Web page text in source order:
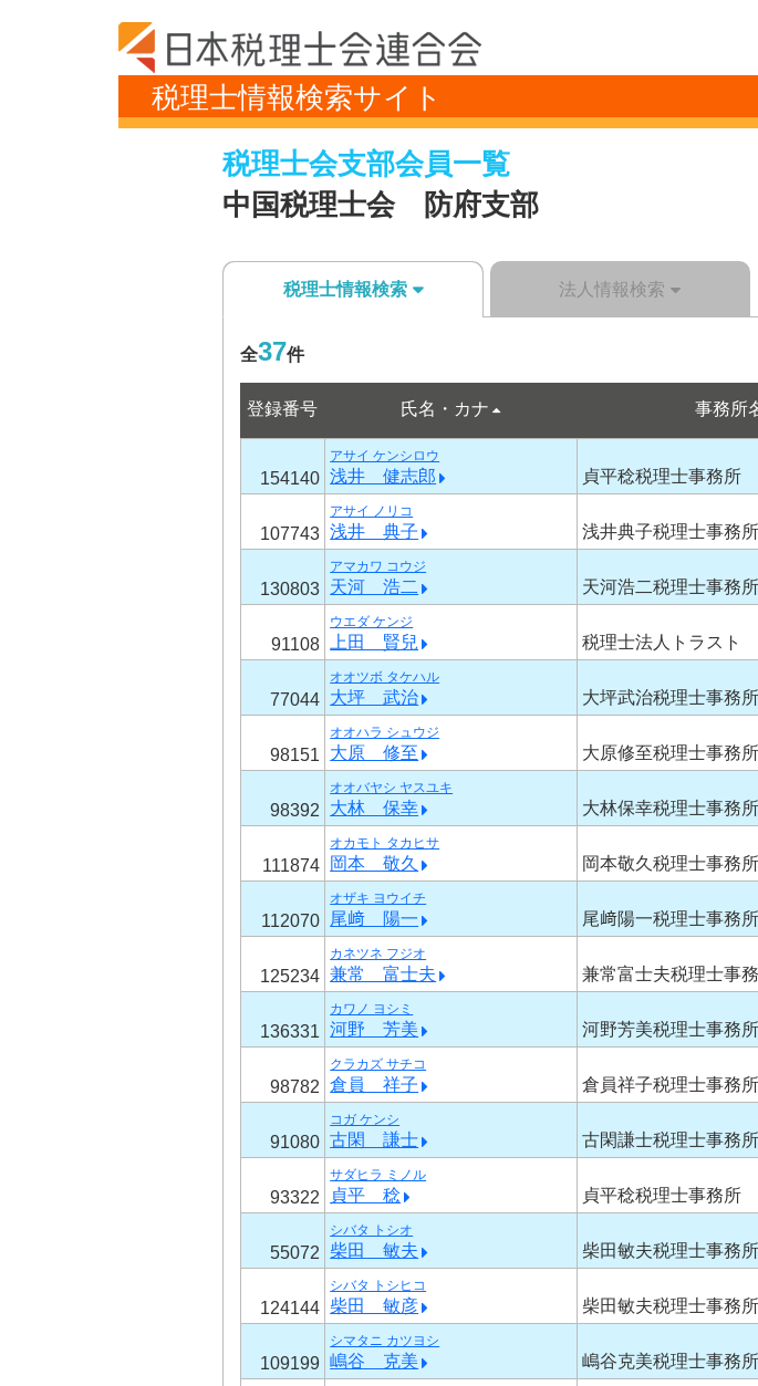
税理士情報検索サイト
税理士会支部会員一覧
中国税理士会 防府支部
税理士情報検索 法人情報検索
全37件
登録番号 氏名・カナ 事務所
154140
アサイ ケンシロウ
浅井 健志郎 貞平稔税理士事務所
107743
アサイ ノリコ
浅井 典子 浅井典子税理士事務所
130803
アマカワ コウジ
天河 浩二 天河浩二税理士事務所
91108
ウエダ ケンジ
上田 賢兒 税理士法人トラスト
77044
オオツボ タケハル
大坪 武治 大坪武治税理士事務所
98151
オオハラ シュウジ
大原 修至 大原修至税理士事務所
98392
オオバヤシ ヤスユキ
大林 保幸 大林保幸税理士事務所
111874
オカモト タカヒサ
岡本 敬久 岡本敬久税理士事務所
112070
オザキ ヨウイチ
尾﨑 陽一 尾﨑陽一税理士事務所
125234
カネツネ フジオ
兼常 富士夫 兼常富士夫税理士事
136331
カワノ ヨシミ
河野 芳美 河野芳美税理士事務所
98782
クラカズ サチコ
倉員 祥子 倉員祥子税理士事務所
91080
コガ ケンシ
古閑 謙士 古閑謙士税理士事務所
93322
サダヒラ ミノル
貞平 稔 貞平稔税理士事務所
55072
シバタ トシオ
柴田 敏夫 柴田敏夫税理士事務所
124144
シバタ トシヒコ
柴田 敏彦 柴田敏夫税理士事務所
109199
シマタニ カツヨシ
嶋谷 克美 嶋谷克美税理士事務所